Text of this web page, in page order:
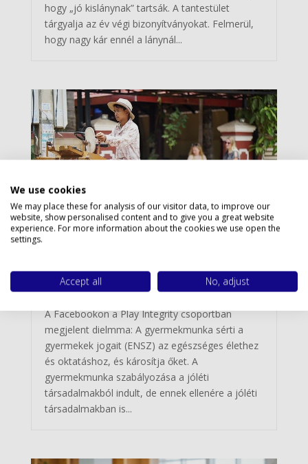
hogy „jó kislánynak” tartsák. A tantestület
tárgyalja az év végi bizonyítványokat. Felmerül,
hogy nagy kár ennél a lánynál...
A gyermekmunka tilalma
Szerző:Pallai Katalin| 2022.04.10
A Facebookon a Play Integrity csoportban
megjelent dielmma: A gyermekmunka sérti a
gyermekek jogait (ENSZ) az egészséges élethez
és oktatáshoz, és károsítja őket. A
gyermekmunka szabályozása a jóléti
társadalmakból indult, de ennek ellenére a jóléti
társadalmakban is...
We use cookies
We may place these for analysis of our visitor data, to improve our
website, show personalised content and to give you a great website
experience. For more information about the cookies we use open the
settings.
Accept all No, adjust